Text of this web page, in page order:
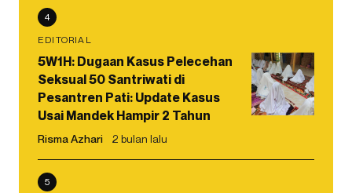
4
EDITORIAL
5W1H: Dugaan Kasus Pelecehan
Seksual 50 Santriwati di
Pesantren Pati: Update Kasus
Usai Mandek Hampir 2 Tahun
Risma Azhari 2 bulan lalu
5